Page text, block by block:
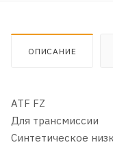
ОПИСАНИЕ
ATF FZ
Для трансмиссии
Синтетическое